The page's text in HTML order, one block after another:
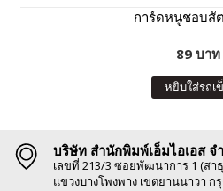
การ์ดหนูชอบสั
89 บาท
หยิบใส่รถเ
บริษัท สำนักพิมพ์เอ็มไอเอส จ
เลขที่ 213/3 ซอยพัฒนาการ 1 (สา
แขวงบางโพงพาง เขตยานนาวา ก